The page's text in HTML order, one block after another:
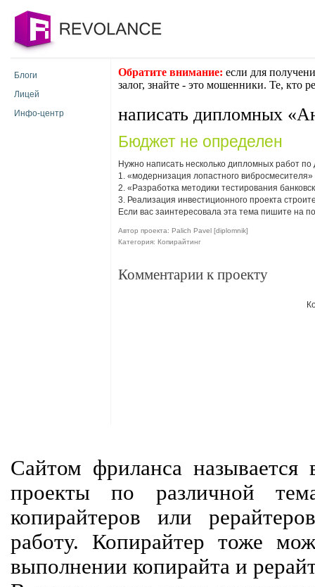
Блоги
Лицей
Инфо-центр
Обратите внимание: если для
залог, знайте - это мошенники. Те, кто
написать дипломных
Бюджет не определен
Нужно написать несколько дипломных работ
1. «модернизация лопастного вибросмесителя»
2. «Разработка методики тестирования
3. Реализация инвестиционного проекта
Если вас заинтересовала эта тема пишите на
Автор проекта: Palich Pavel [diplomnik]
Категория: Копирайтинг
Комментарии к проекту
Сайтом фриланса называется
проекты по различной
копирайтеров или
работу. Копирайтер тоже
выполнении копирайта и